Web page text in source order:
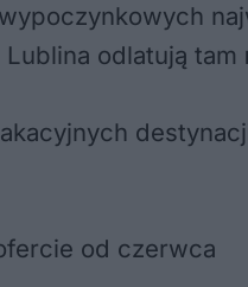
odlatują tam
od czerwca